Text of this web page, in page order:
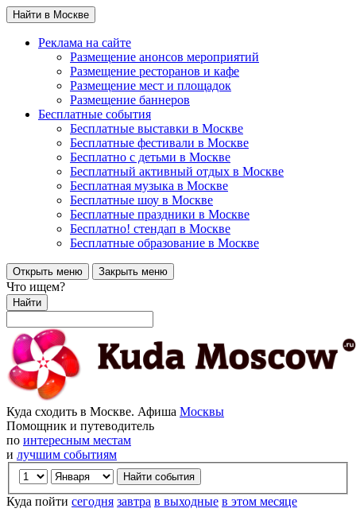
Найти в Москве
Реклама на сайте
Размещение анонсов мероприятий
Размещение ресторанов и кафе
Размещение мест и площадок
Размещение баннеров
Бесплатные события
Бесплатные выставки в Москве
Бесплатные фестивали в Москве
Бесплатно с детьми в Москве
Бесплатный активный отдых в Москве
Бесплатная музыка в Москве
Бесплатные шоу в Москве
Бесплатные праздники в Москве
Бесплатно! стендап в Москве
Бесплатные образование в Москве
Открыть меню Закрыть меню
Что ищем?
Найти
Куда сходить в Москве. Афиша Москвы
Помощник и путеводитель
по интересным местам
и лучшим событиям
Куда пойти сегодня завтра в выходные в этом месяце